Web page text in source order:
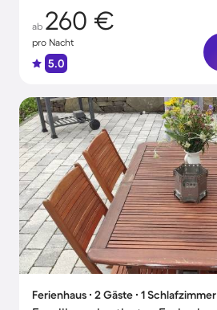
ab 260 €
pro Nacht
5.0
Ferienhaus ∙ 2 Gäste ∙ 1 Schlafzimmer